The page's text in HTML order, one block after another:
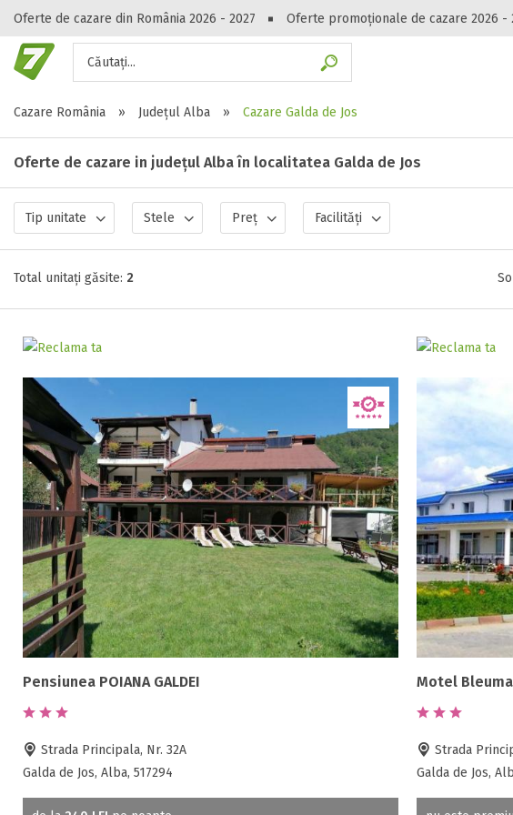
Oferte de cazare din România 2026 - 2027 Oferte promoționale de cazare 2026 -
Căutați...
Peste
Gasești hoteluri,
Cazare România
» Județul Alba » Cazare Galda de Jos
Oferte de cazare in județul Alba în localitatea Galda de Jos
Tip unitate Stele Preț Facilități
Total unitați găsite: 2
Pensiunea POIANA GALDEI
Strada Principala, Nr. 32A
Galda de Jos, Alba, 517294
Motel
Strada
Galda de Jos,